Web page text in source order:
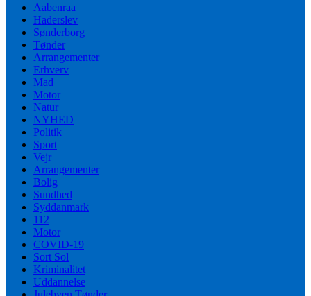
Aabenraa
Haderslev
Sønderborg
Tønder
Arrangementer
Erhverv
Mad
Motor
Natur
NYHED
Politik
Sport
Vejr
Arrangementer
Bolig
Sundhed
Syddanmark
112
Motor
COVID-19
Sort Sol
Kriminalitet
Uddannelse